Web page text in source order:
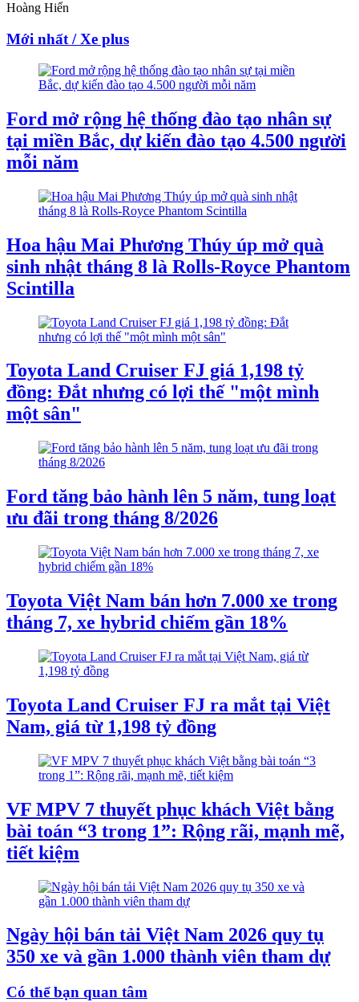
Hoàng Hiển
Mới nhất / Xe plus
Ford mở rộng hệ thống đào tạo nhân sự
tại miền Bắc, dự kiến đào tạo 4.500 người
mỗi năm
Hoa hậu Mai Phương Thúy úp mở quà
sinh nhật tháng 8 là Rolls-Royce Phantom
Scintilla
Toyota Land Cruiser FJ giá 1,198 tỷ
đồng: Đắt nhưng có lợi thế "một mình
một sân"
Ford tăng bảo hành lên 5 năm, tung loạt
ưu đãi trong tháng 8/2026
Toyota Việt Nam bán hơn 7.000 xe trong
tháng 7, xe hybrid chiếm gần 18%
Toyota Land Cruiser FJ ra mắt tại Việt
Nam, giá từ 1,198 tỷ đồng
VF MPV 7 thuyết phục khách Việt bằng
bài toán “3 trong 1”: Rộng rãi, mạnh mẽ,
tiết kiệm
Ngày hội bán tải Việt Nam 2026 quy tụ
350 xe và gần 1.000 thành viên tham dự
Có thể bạn quan tâm